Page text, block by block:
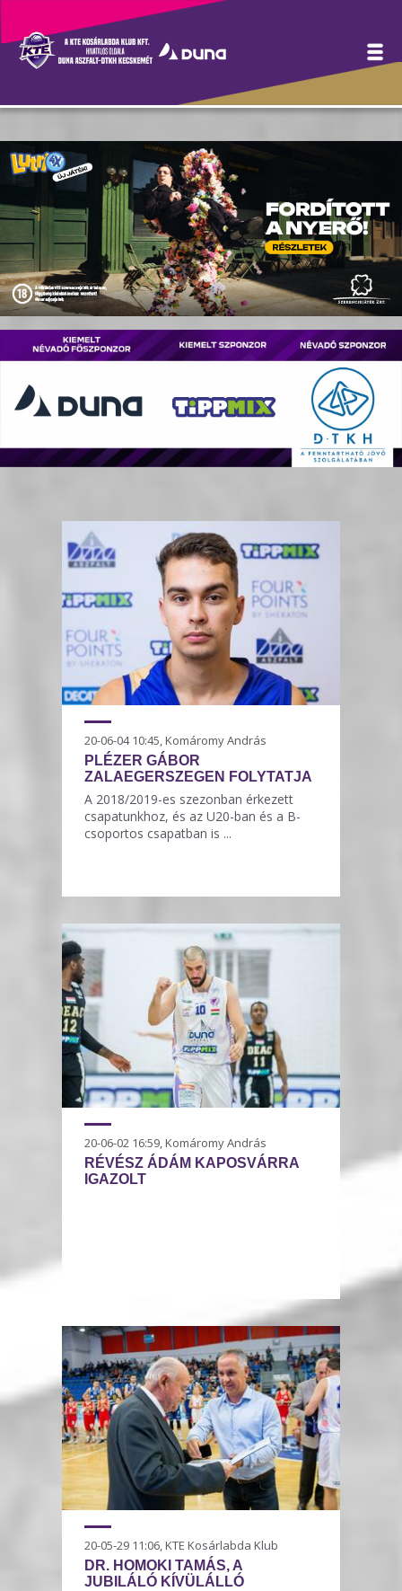
Hírek
20-06-04 10:45, Komáromy András
PLÉZER GÁBOR
ZALAEGERSZEGEN FOLYTATJA
A 2018/2019-es szezonban érkezett
csapatunkhoz, és az U20-ban és a B-
csoportos csapatban is ...
20-06-02 16:59, Komáromy András
RÉVÉSZ ÁDÁM KAPOSVÁRRA
IGAZOLT
20-05-29 11:06, KTE Kosárlabda Klub
DR. HOMOKI TAMÁS, A
JUBILÁLÓ KÍVÜLÁLLÓ